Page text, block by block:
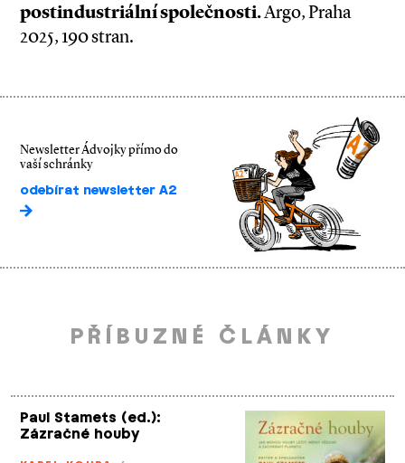
postindustriální společnosti.Argo, Praha
2025, 190 stran.
Newsletter Ádvojky přímo do
vaší schránky
odebírat newsletter A2
PŘÍBUZNÉ ČLÁNKY
Paul Stamets (ed.):
Zázračné houby